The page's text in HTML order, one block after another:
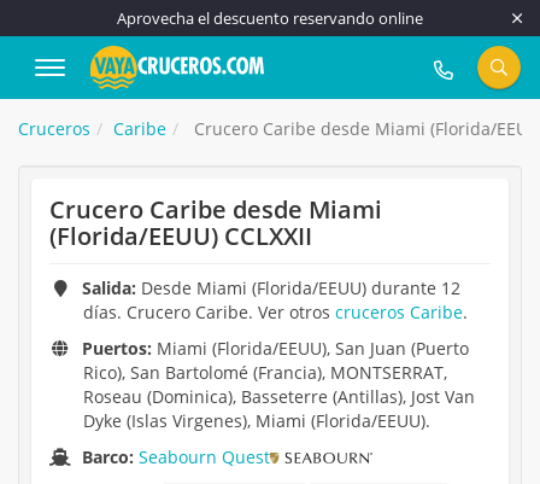
Aprovecha el descuento reservando online
917 815 555
Cruceros Caribe Crucero Caribe desde Miami (Florida/
Crucero Caribe desde Miami
(Florida/EEUU) CCLXXII
Salida: Desde Miami (Florida/EEUU) durante 12
días. Crucero Caribe. Ver otros cruceros Caribe.
Puertos: Miami (Florida/EEUU), San Juan (Puerto
Rico), San Bartolomé (Francia), MONTSERRAT,
Roseau (Dominica), Basseterre (Antillas), Jost Van
Dyke (Islas Virgenes), Miami (Florida/EEUU).
Barco:Seabourn Quest